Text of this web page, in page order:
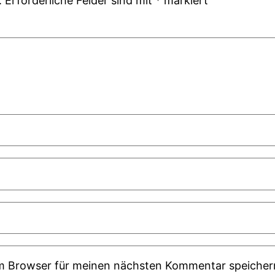
Browser für meinen nächsten Kommentar